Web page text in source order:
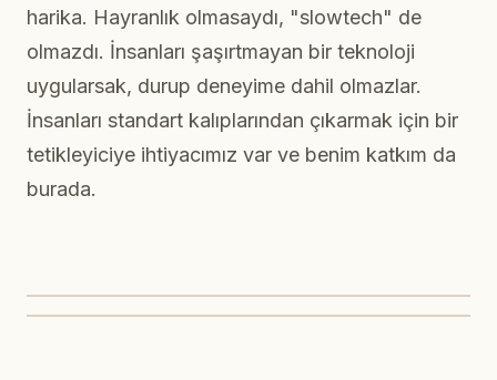
harika. Hayranlık olmasaydı, "slowtech" de
olmazdı. İnsanları şaşırtmayan bir teknoloji
uygularsak, durup deneyime dahil olmazlar.
İnsanları standart kalıplarından çıkarmak için bir
tetikleyiciye ihtiyacımız var ve benim katkım da
burada.